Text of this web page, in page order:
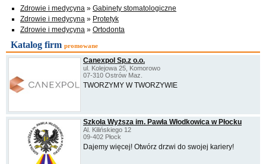
Zdrowie i medycyna » Gabinety stomatologiczne
Zdrowie i medycyna » Protetyk
Zdrowie i medycyna » Ortodonta
Katalog firm promowane
Canexpol Sp.z o.o.
ul. Kolejowa 25, Komorowo
07-310 Ostrów Maz.
TWORZYMY W TWORZYWIE
Szkoła Wyższa im. Pawła Włodkowica w Płocku
Al. Kilińskiego 12
09-402 Płock
Dajemy więcej! Otwórz drzwi do swojej kariery!